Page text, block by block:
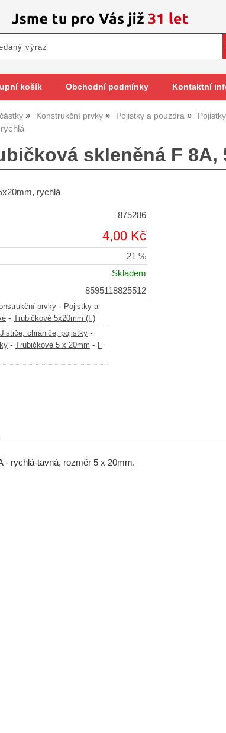
košík Obchodní podmínky Kontaktní
Konstrukční prvky Pojistky a pouzdra
skleněná F 8A,
rychlá
875286
4,00 Kč
21 %
Skladem
8595118825512
prvky - Pojistky a
-
Trubičkové 5x20mm (F)
Jističe, chrániče, pojistky -
- Trubičkové 5 x 20mm - F
- rychlá-tavná, rozměr 5 x 20mm.